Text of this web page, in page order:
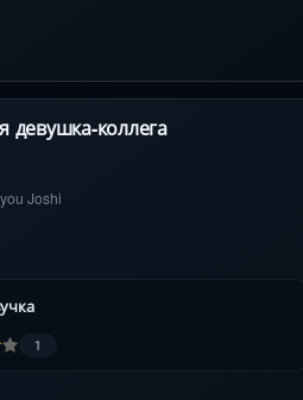
девушка-коллега
Joshi
1